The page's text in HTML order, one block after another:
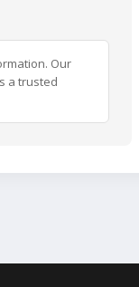
Our
a trusted